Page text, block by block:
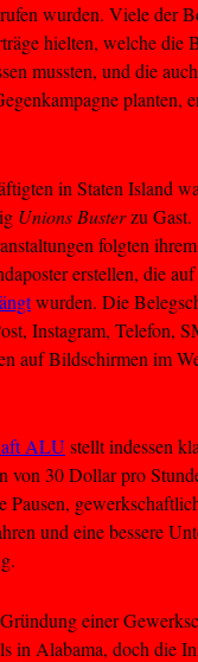
wurden. Viele der
hielten, welche die
mussten, und die
planten,
in Staten Island
Unions Busterzu Gast.
folgten
erstellen, die
wurden. Die
Instagram, Telefon,
auf Bildschirmen im
ALUstellt indessen
von 30 Dollar pro
Pausen,
und eine bessere
einer
in Alabama, doch die